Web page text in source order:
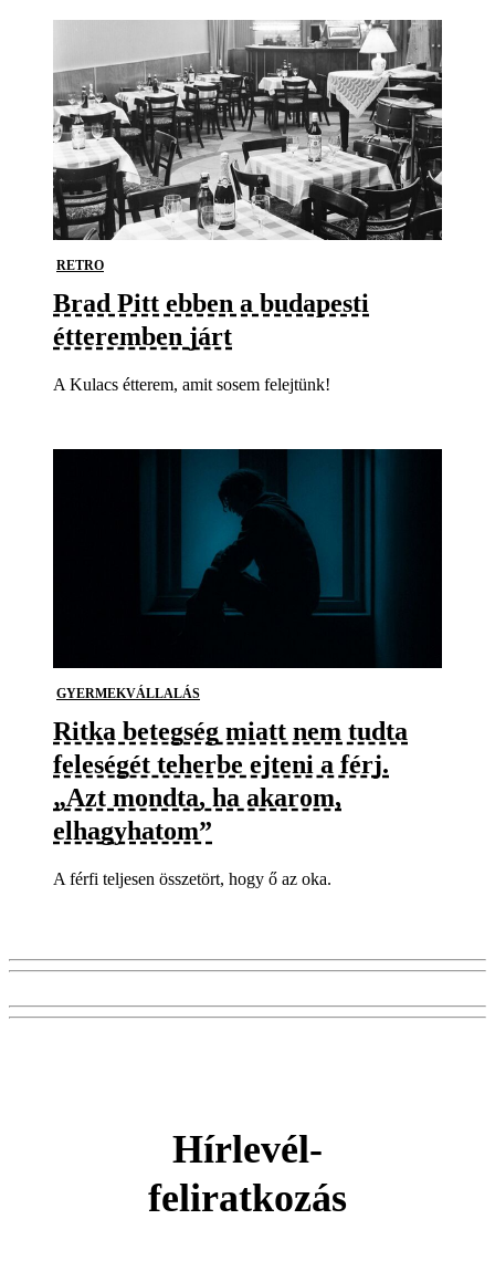
RETRO
Brad Pitt ebben a budapesti
étteremben járt
A Kulacs étterem, amit sosem felejtünk!
GYERMEKVÁLLALÁS
Ritka betegség miatt nem tudta
feleségét teherbe ejteni a férj.
„Azt mondta, ha akarom,
elhagyhatom”
A férfi teljesen összetört, hogy ő az oka.
Hírlevél-
feliratkozás